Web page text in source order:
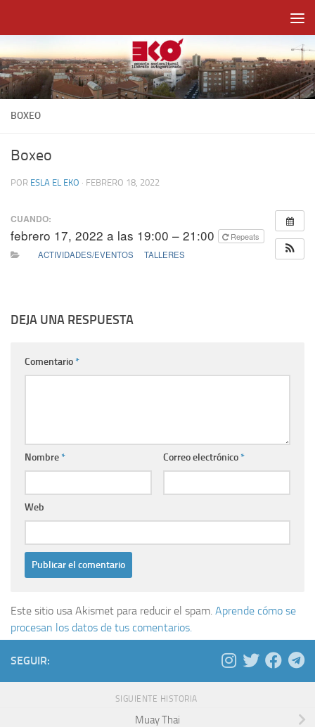
BOXEO
Boxeo
POR ESLA EL EKO · FEBRERO 18, 2022
CUANDO:
febrero 17, 2022 a las 19:00 – 21:00
Repeats
ACTIVIDADES/EVENTOS
TALLERES
DEJA UNA RESPUESTA
Comentario*
Nombre* Correo electrónico*
Web
Este sitio usa Akismet para reducir el spam. Aprende cómo se
procesan los datos de tus comentarios.
SEGUIR:
SIGUIENTE HISTORIA
Muay Thai